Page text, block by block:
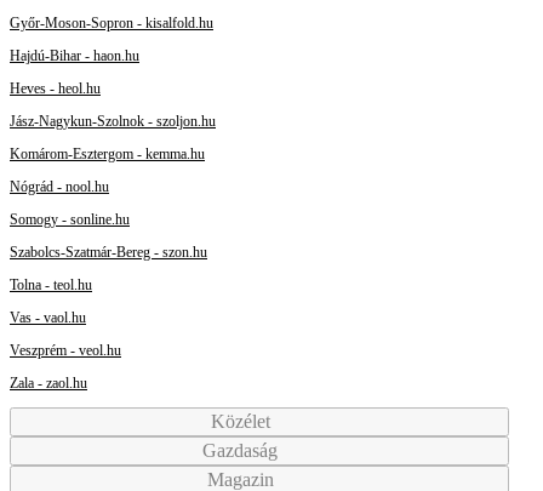
Győr-Moson-Sopron - kisalfold.hu
Hajdú-Bihar - haon.hu
Heves - heol.hu
Jász-Nagykun-Szolnok - szoljon.hu
Komárom-Esztergom - kemma.hu
Nógrád - nool.hu
Somogy - sonline.hu
Szabolcs-Szatmár-Bereg - szon.hu
Tolna - teol.hu
Vas - vaol.hu
Veszprém - veol.hu
Zala - zaol.hu
Közélet
Gazdaság
Magazin